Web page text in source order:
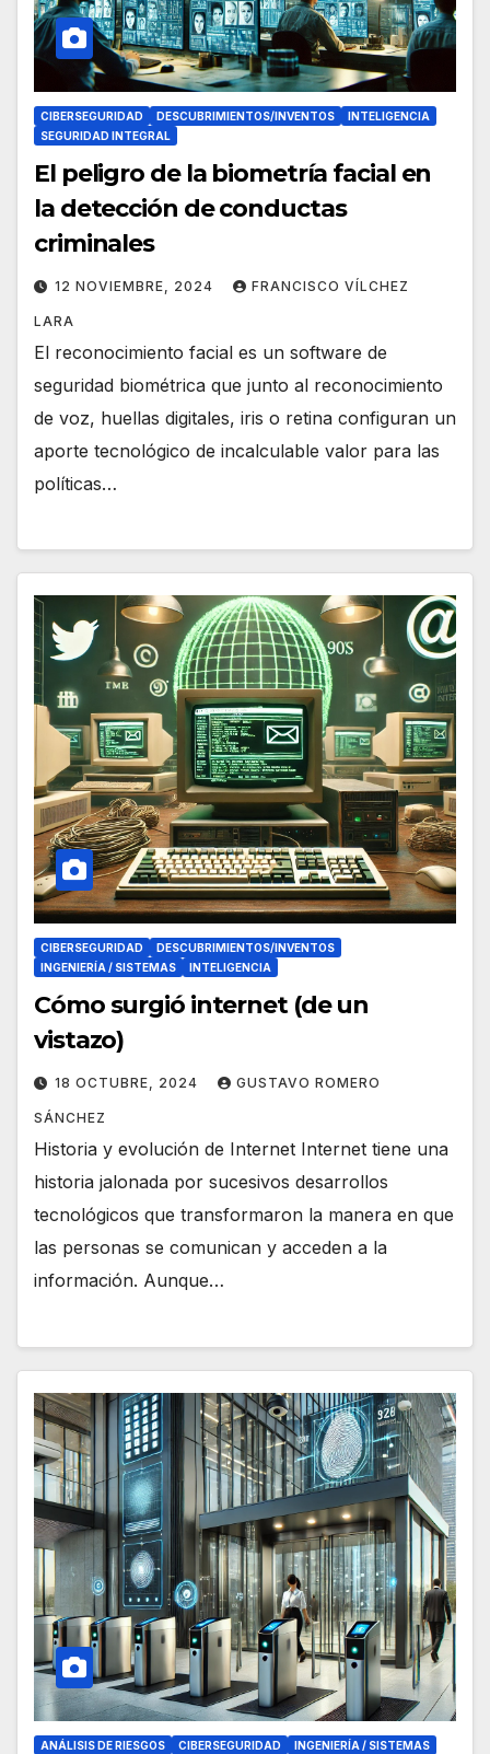
CIBERSEGURIDAD DESCUBRIMIENTOS/INVENTOS
INTELIGENCIA
SEGURIDAD INTEGRAL
El peligro de la biometría facial en
la detección de conductas
criminales
12 NOVIEMBRE, 2024 FRANCISCO VÍLCHEZ
LARA
El reconocimiento facial es un software de
seguridad biométrica que junto al reconocimiento
de voz, huellas digitales, iris o retina configuran un
aporte tecnológico de incalculable valor para las
políticas…
CIBERSEGURIDAD
DESCUBRIMIENTOS/INVENTOS
INGENIERÍA / SISTEMAS
INTELIGENCIA
Cómo surgió internet (de un
vistazo)
18 OCTUBRE, 2024 GUSTAVO ROMERO
SÁNCHEZ
Historia y evolución de Internet Internet tiene una
historia jalonada por sucesivos desarrollos
tecnológicos que transformaron la manera en que
las personas se comunican y acceden a la
información. Aunque…
ANÁLISIS DE RIESGOS CIBERSEGURIDAD
INGENIERÍA / SISTEMAS